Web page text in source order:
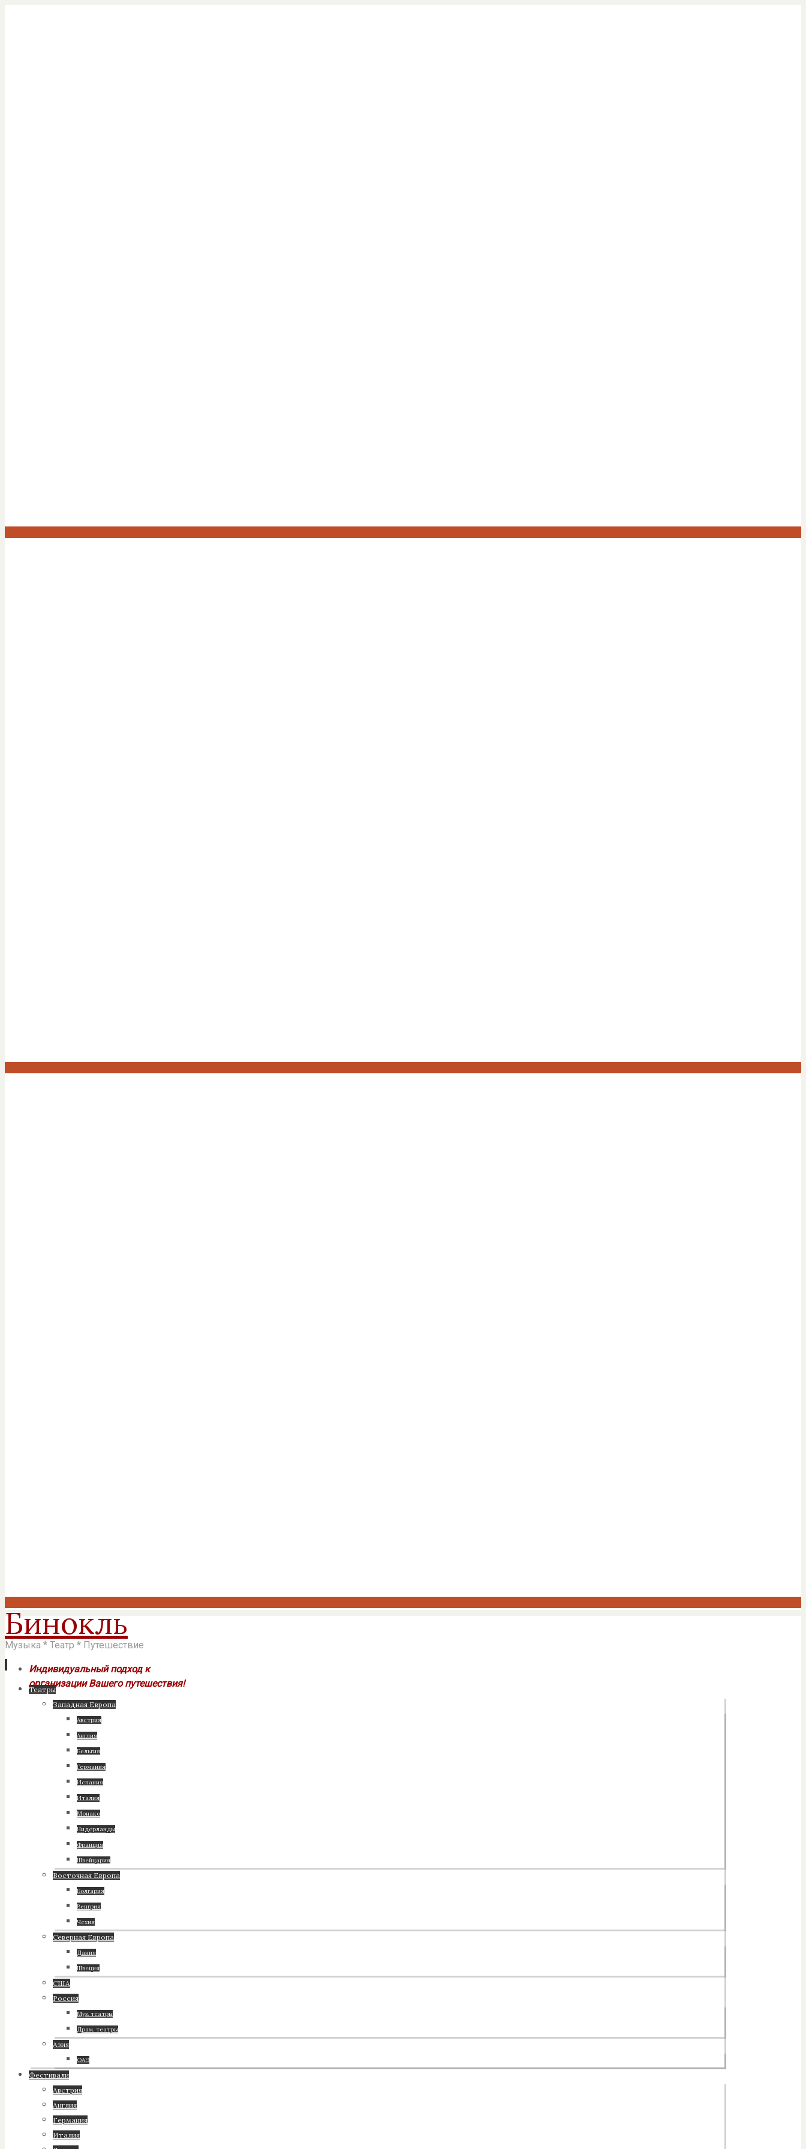
Бинокль
Музыка * Театр * Путешествие
Индивидуальный подход к
организации Вашего путешествия!
Перейти
содержимому
Театры
Западная Европа
Австрия
Англия
Бельгия
Германия
Испания
Италия
Монако
Нидерланды
Франция
Швейцария
Восточная Европа
Болгария
Венгрия
Чехия
Северная Европа
Дания
Швеция
США
Россия
Муз. театры
Драм. театры
Азия
ОАЭ
Фестивали
Австрия
Англия
Германия
Италия